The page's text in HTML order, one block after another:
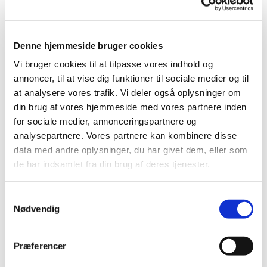
Denne hjemmeside bruger cookies
Vi bruger cookies til at tilpasse vores indhold og
annoncer, til at vise dig funktioner til sociale medier og til
at analysere vores trafik. Vi deler også oplysninger om
din brug af vores hjemmeside med vores partnere inden
for sociale medier, annonceringspartnere og
analysepartnere. Vores partnere kan kombinere disse
data med andre oplysninger, du har givet dem, eller som
de har indsamlet fra din brug af deres tjenester.
Nødvendig
Præferencer
Kunstværk: Kvinden fra Karyai
På fællesplænen – de ukendtes gravplads for urner
græske oltid. Navnet ”Karyatider” betyder kvinden